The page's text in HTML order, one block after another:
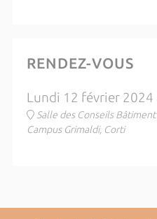
RENDEZ-VOUS
Lundi 12 février 2024
Salle des Conseils
Campus Grimaldi, Corti